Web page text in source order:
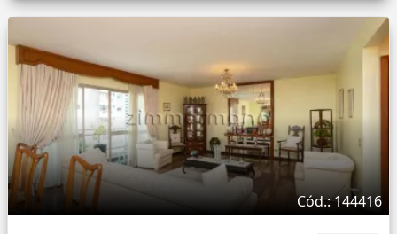
Cód.: 144416